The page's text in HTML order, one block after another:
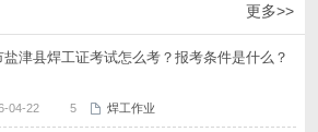
更多>>
盐津县焊工证考试怎么考？报考条件是什么？
04-22 5 焊工作业